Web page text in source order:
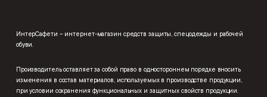
ИнтерСафети – интернет-магазин средств защиты, спецодежды и рабочей
обуви.
Производитель оставляет за собой право в одностороннем порядке вносить
изменения в состав материалов, используемых в производстве продукции,
при условии сохранения функциональных и защитных свойств продукции.